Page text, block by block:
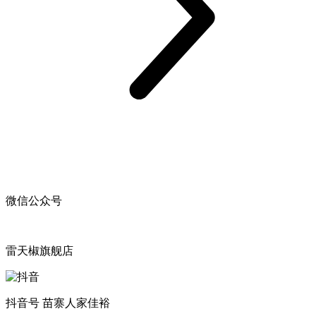
微信公众号
雷天椒旗舰店
抖音号 苗寨人家佳裕